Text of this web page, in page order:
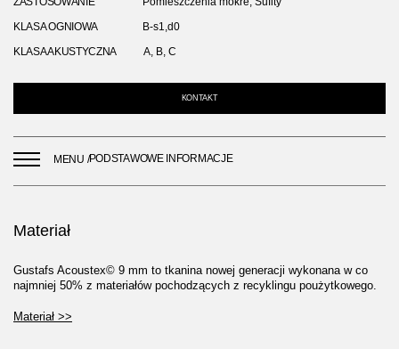
KLASA OGNIOWA
B-s1,d0
KLASA AKUSTYCZNA
A, B, C
KONTAKT
MENU /PODSTAWOWE INFORMACJE
Materiał
Gustafs Acoustex© 9 mm to tkanina nowej generacji wykonana w co
najmniej 50% z materiałów pochodzących z recyklingu poużytkowego.
Materiał >>